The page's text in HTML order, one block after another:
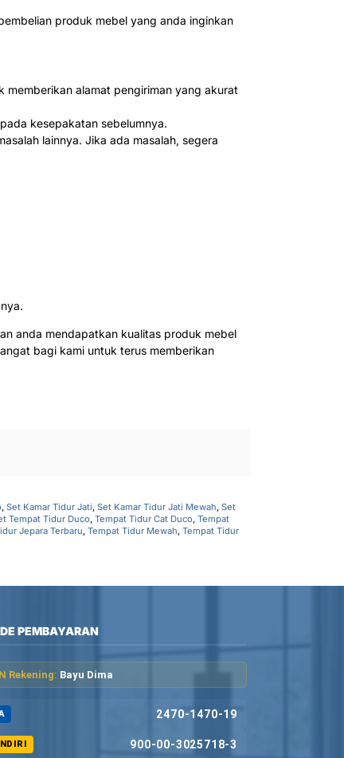
produk mebel yang anda inginkan
memberikan alamat pengiriman yang akurat
kesepakatan sebelumnya.
lainnya. Jika ada masalah, segera
anda mendapatkan kualitas produk mebel
bagi kami untuk terus memberikan
, Set Kamar Tidur Jati, Set Kamar Tidur Jati Mewah, Set
Tempat Tidur Duco, Tempat Tidur Cat Duco, Tempat
Jepara Terbaru, Tempat Tidur Mewah, Tempat Tidur
PEMBAYARAN
Rekening: Bayu Dima
2470-1470-19
900-00-3025718-3